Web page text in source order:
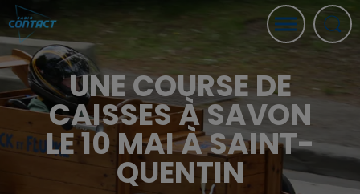
UNE COURSE DE
CAISSES À SAVON
LE 10 MAI À SAINT-
QUENTIN